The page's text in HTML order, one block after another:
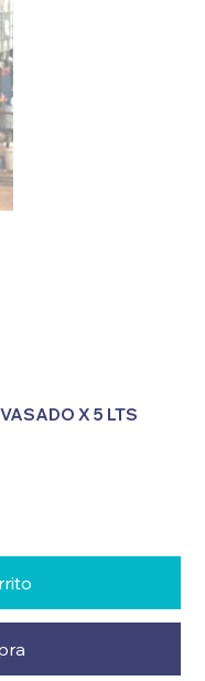
X 5 LTS